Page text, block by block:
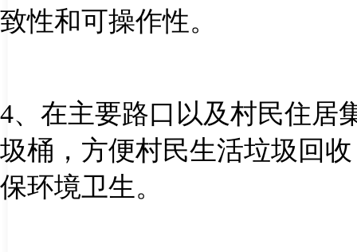
致性和可操作性。
4、在主要路口以及村民住居
圾桶，方便村民生活垃圾回
保环境卫生。